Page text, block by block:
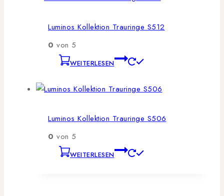
Luminos Kollektion Trauringe S512
0 von 5
WEITERLESEN
Luminos Kollektion Trauringe S506
0 von 5
WEITERLESEN